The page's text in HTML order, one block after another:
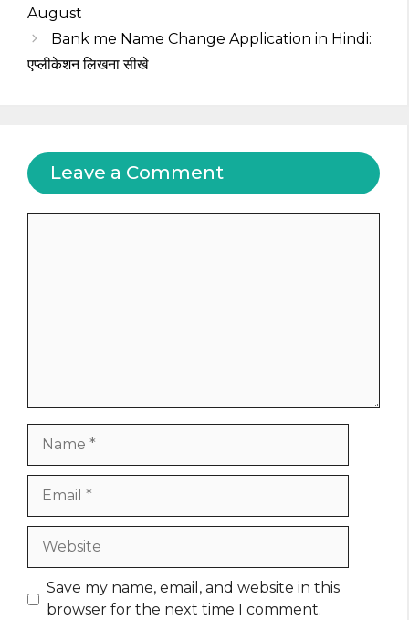
August
Bank me Name Change Application in Hindi:
एप्लीकेशन लिखना सीखे
Leave a Comment
Website
Save my name, email, and website in this
browser for the next time I comment.